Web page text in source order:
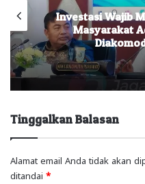
Investasi Wajib
Masyarakat
Tinggalkan Balasan
Alamat email Anda tidak akan
ditandai *